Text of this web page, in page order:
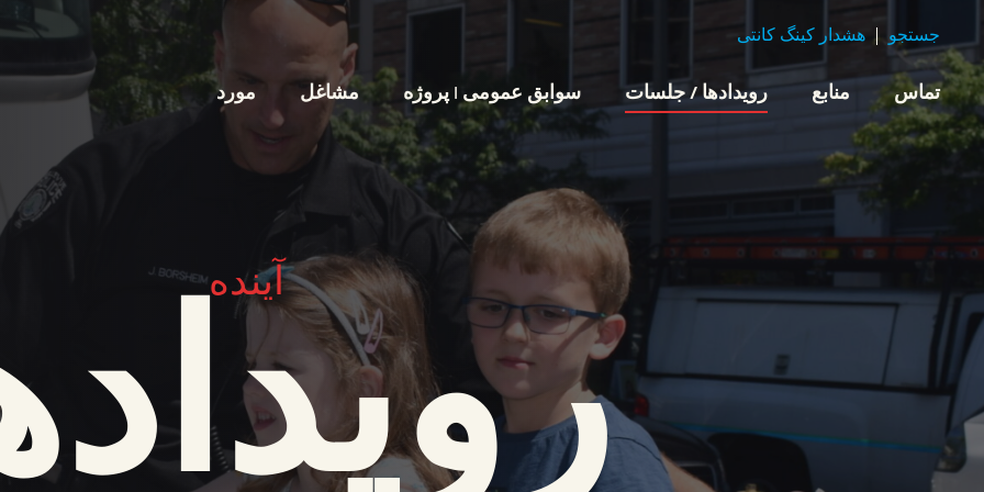
مورد مشاغل سوابق عمومی | پروژه رویدادها / جلسات منابع تماس
هشدار کینگ کانتی جستجو
آینده